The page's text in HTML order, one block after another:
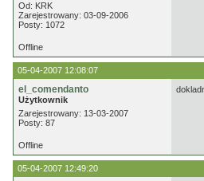
Od: KRK
Zarejestrowany: 03-09-2006
Posty: 1072
Offline
05-04-2007 12:08:07
el_comendanto
Użytkownik
Zarejestrowany: 13-03-2007
Posty: 87
Offline
05-04-2007 12:49:20